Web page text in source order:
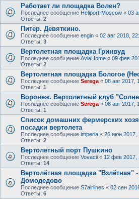
Работает ли площадка Волен?
Последнее сообщение Heliport-Moscow « 03
Ответы: 2
Питер. Девяткино.
Последнее сообщение engin « 02 авг 2018,
Ответы: 3
Вертолетная площадка Гринвуд
Последнее сообщение AviaHome « 09 фев
Ответы: 2
Вертолетная площадка Бологое
Последнее сообщение Serega « 08 авг 2017,
Ответы: 1
Воронеж. Вертолетный клуб
Последнее сообщение Serega « 08 авг 2017,
Ответы: 1
Список домашних фермерских
посадки вертолета
Последнее сообщение imperia « 26 июн 2017,
Ответы: 2
Вертолетный порт Пушкино
Последнее сообщение Vovacii « 12 фев 2017,
Ответы: 14
Вертолётная площадка "Взлётная"
Домодедово
Последнее сообщение S7airlines « 02 сен
Ответы: 6